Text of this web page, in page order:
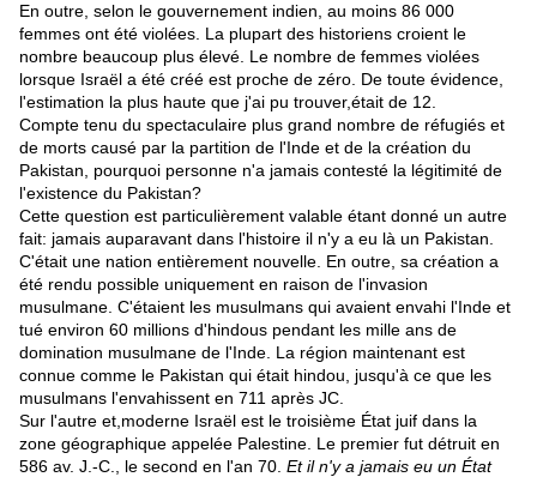
En outre, selon le gouvernement indien, au moins 86 000
femmes ont été violées. La plupart des historiens croient le
nombre beaucoup plus élevé. Le nombre de femmes violées
lorsque Israël a été créé est proche de zéro. De toute évidence,
l'estimation la plus haute que j'ai pu trouver,était de 12.
Compte tenu du spectaculaire plus grand nombre de réfugiés et
de morts causé par la partition de l'Inde et de la création du
Pakistan, pourquoi personne n'a jamais contesté la légitimité de
l'existence du Pakistan?
Cette question est particulièrement valable étant donné un autre
fait: jamais auparavant dans l'histoire il n'y a eu là un Pakistan.
C'était une nation entièrement nouvelle. En outre, sa création a
été rendu possible uniquement en raison de l'invasion
musulmane. C'étaient les musulmans qui avaient envahi l'Inde et
tué environ 60 millions d'hindous pendant les mille ans de
domination musulmane de l'Inde. La région maintenant est
connue comme le Pakistan qui était hindou, jusqu'à ce que les
musulmans l'envahissent en 711 après JC.
Sur l'autre et,moderne Israël est le troisième État juif dans la
zone géographique appelée Palestine. Le premier fut détruit en
586 av. J.-C., le second en l'an 70. Et il n'y a jamais eu un État